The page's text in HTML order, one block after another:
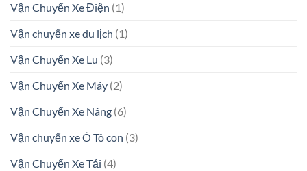
Vận Chuyển Xe Điện (1)
Vận chuyển xe du lịch (1)
Vận Chuyển Xe Lu (3)
Vận Chuyển Xe Máy (2)
Vận Chuyển Xe Nâng (6)
Vận chuyển xe Ô Tô con (3)
Vận Chuyển Xe Tải (4)